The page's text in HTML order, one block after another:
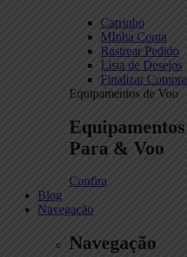
Carrinho
MInha Conta
Rastrear Pedido
Lista de Desejos
Finalizar Compra
Equipamentos de Voo
Equipamentos
Para & Voo
Confira
Blog
Navegação
Navegação